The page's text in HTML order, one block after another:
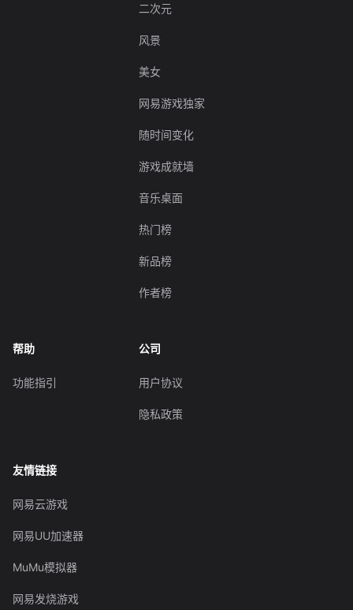
二次元
风景
美女
网易游戏独家
随时间变化
游戏成就墙
音乐桌面
热门榜
新品榜
作者榜
帮助
功能指引
公司
用户协议
隐私政策
友情链接
网易云游戏
网易UU加速器
MuMu模拟器
网易发烧游戏